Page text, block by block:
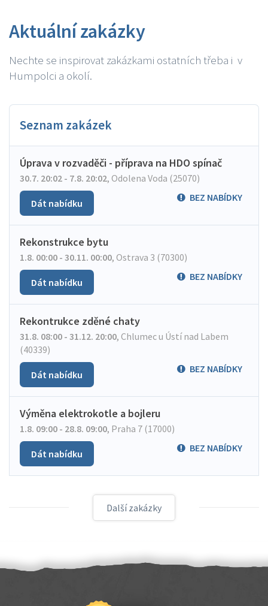
Aktuální zakázky
Nechte se inspirovat zakázkami ostatních třeba i v
Humpolci a okolí.
Seznam zakázek
Úprava v rozvaděči - příprava na HDO spínač
30.7. 20:02 - 7.8. 20:02, Odolena Voda (25070)
BEZ NABÍDKY
Dát nabídku
Rekonstrukce bytu
1.8. 00:00 - 30.11. 00:00, Ostrava 3 (70300)
BEZ NABÍDKY
Dát nabídku
Rekontrukce zděné chaty
31.8. 08:00 - 31.12. 20:00, Chlumec u Ústí nad Labem
(40339)
BEZ NABÍDKY
Dát nabídku
Výměna elektrokotle a bojleru
1.8. 09:00 - 28.8. 09:00, Praha 7 (17000)
BEZ NABÍDKY
Dát nabídku
Další zakázky